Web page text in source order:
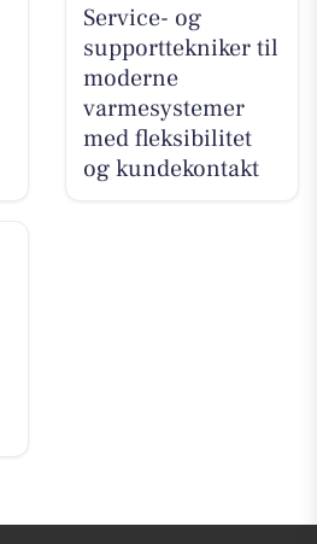
Service- og
supporttekniker til
moderne
varmesystemer
med fleksibilitet
og kundekontakt